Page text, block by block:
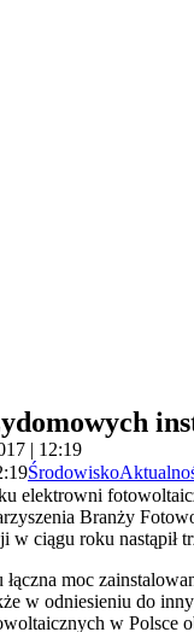
| 12:19
Środowisko
elektrowni
Branży
w ciągu roku nastąpił
moc
w odniesieniu do
w Polsce